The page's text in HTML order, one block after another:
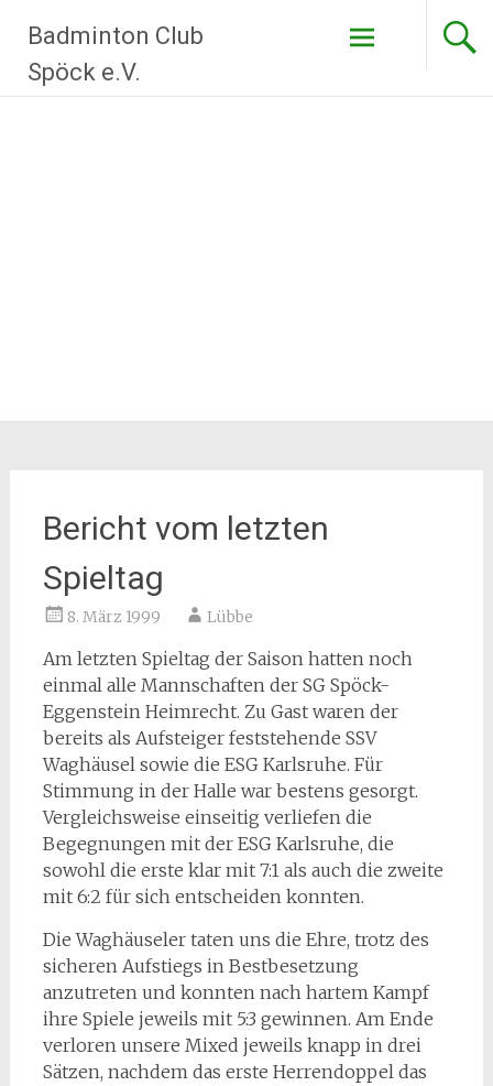
Inhalt
springen
Badminton Club
Spöck e.V.
Bericht vom letzten
Spieltag
8. März 1999 Lübbe
Am letzten Spieltag der Saison hatten noch
einmal alle Mannschaften der SG Spöck-
Eggenstein Heimrecht. Zu Gast waren der
bereits als Aufsteiger feststehende SSV
Waghäusel sowie die ESG Karlsruhe. Für
Stimmung in der Halle war bestens gesorgt.
Vergleichsweise einseitig verliefen die
Begegnungen mit der ESG Karlsruhe, die
sowohl die erste klar mit 7:1 als auch die zweite
mit 6:2 für sich entscheiden konnten.
Die Waghäuseler taten uns die Ehre, trotz des
sicheren Aufstiegs in Bestbesetzung
anzutreten und konnten nach hartem Kampf
ihre Spiele jeweils mit 5:3 gewinnen. Am Ende
verloren unsere Mixed jeweils knapp in drei
Sätzen, nachdem das erste Herrendoppel das